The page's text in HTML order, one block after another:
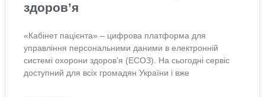
здоров’я
«Кабінет пацієнта» – цифрова платформа для
управління персональними даними в електронній
системі охорони здоров’я (ЕСОЗ). На сьогодні сервіс
доступний для всіх громадян України і вже